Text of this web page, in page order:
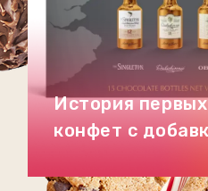
История
конфет с